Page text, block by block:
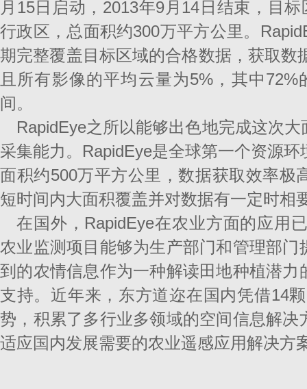
月15日启动，2013年9月14日结束，目
行政区，总面积约300万平方公里。
期完整覆盖目标区域的合格数据，获取数
且所有影像的平均云量为5%，其中
间。
RapidEye之所以能够出色地完成这次
采集能力。RapidEye是全球第一个资源
面积约500万平方公里，数据获取效率极
短时间内大面积覆盖并对数据有一定时相
在国外，RapidEye在农业方面的应用
农业监测项目能够为生产部门和管理部
到的农情信息作为一种解读田地种植潜
支持。近年来，东方道迩在国内凭借14
势，积累了多行业多领域的空间信息解
适应国内发展需要的农业遥感应用解决方